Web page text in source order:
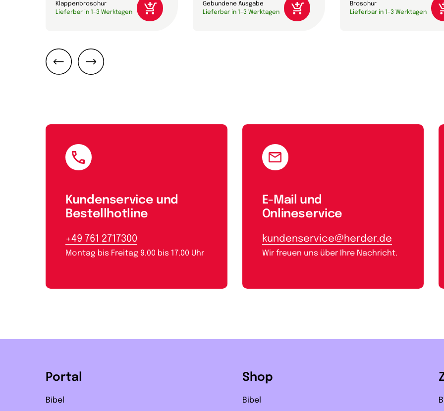
Klappenbroschur
Lieferbar in 1-3 Werktagen
Gebundene Ausgabe
Lieferbar in 1-3 Werktagen
Broschur
Lieferbar in 1-3 Werktagen
Kundenservice und
Bestellhotline
+49 761 2717300
Montag bis Freitag 9.00 bis 17.00 Uhr
E-Mail und
Onlineservice
kundenservice@herder.de
Wir freuen uns über Ihre Nachricht.
Portal
Bibel
Shop
Bibel